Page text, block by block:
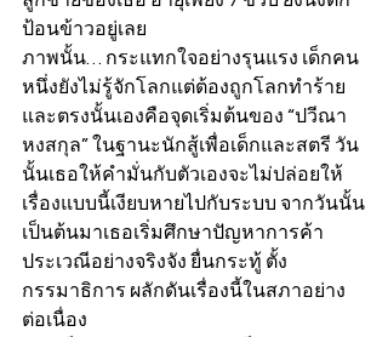
ป้อนข้าวอยู่เลย
ภาพนั้น… กระแทกใจอย่างรุนแรง เด็กคน
หนึ่งยังไม่รู้จักโลกแต่ต้องถูกโลกทำร้าย
และตรงนั้นเองคือจุดเริ่มต้นของ “ปวีณา
หงสกุล” ในฐานะนักสู้เพื่อเด็กและสตรี วัน
นั้นเธอให้คำมั่นกับตัวเองจะไม่ปล่อยให้
เรื่องแบบนี้เงียบหายไปกับระบบ จากวันนั้น
เป็นต้นมาเธอเริ่มศึกษาปัญหาการค้า
ประเวณีอย่างจริงจัง ยื่นกระทู้ ตั้ง
กรรมาธิการ ผลักดันเรื่องนี้ในสภาอย่าง
ต่อเนื่อง